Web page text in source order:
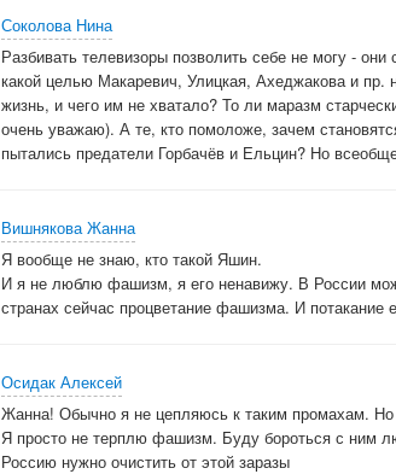
Соколова Нина
Разбивать телевизоры позволить себе не могу -
какой целью Макаревич, Улицкая, Ахеджакова и пр.
жизнь, и чего им не хватало? То ли маразм
очень уважаю). А те, кто помоложе, зачем
пытались предатели Горбачёв и Ельцин? Но
Вишнякова Жанна
Я вообще не знаю, кто такой Яшин.
И я не люблю фашизм, я его ненавижу. В России
странах сейчас процветание фашизма. И потакание
Осидак Алексей
Жанна! Обычно я не цепляюсь к таким промахам.
Я просто не терплю фашизм. Буду бороться с ним
Россию нужно очистить от этой заразы